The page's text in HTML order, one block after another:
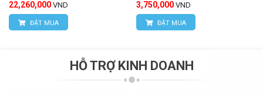
22,260,000 VND
ĐẶT MUA
3,750,000 VND
ĐẶT MUA
HỖ TRỢ KINH DOANH